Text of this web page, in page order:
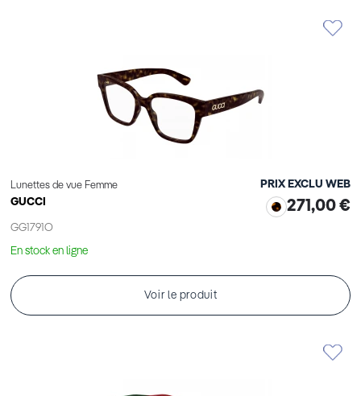
Lunettes de vue Femme
GUCCI
GG1791O
PRIX EXCLU WEB
271,00 €
En stock en ligne
Voir le produit